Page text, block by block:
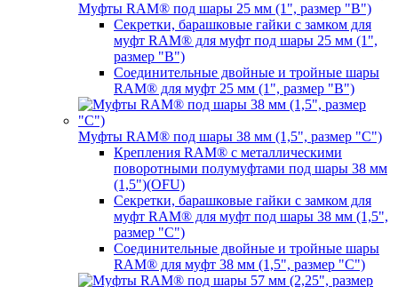
Муфты RAM® под шары 25 мм (1", размер "B")
Секретки, барашковые гайки с замком для
муфт RAM® для муфт под шары 25 мм (1",
размер "B")
Соединительные двойные и тройные шары
RAM® для муфт 25 мм (1", размер "B")
Муфты RAM® под шары 38 мм (1,5", размер "C")
Крепления RAM® с металлическими
поворотными полумуфтами под шары 38 мм
(1,5")(OFU)
Секретки, барашковые гайки с замком для
муфт RAM® для муфт под шары 38 мм (1,5",
размер "C")
Соединительные двойные и тройные шары
RAM® для муфт 38 мм (1,5", размер "C")